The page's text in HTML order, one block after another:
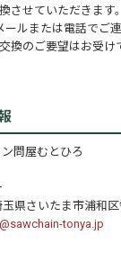
させていただきます。
ルまたは電話でご連
換のご要望はお受け
問屋むとひろ
県さいたま市浦和
tonya.jp